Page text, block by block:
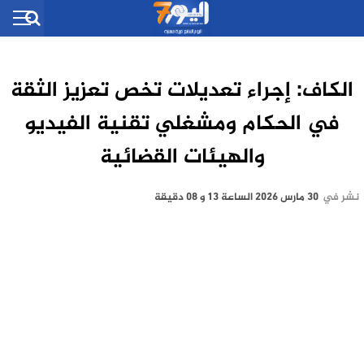
الكاف: إجراء تعديلات تخص تعزيز الثقة
في الحكام ومشغلي تقنية الفيديو
والهيئات القضائية
نشر في 30 مارس 2026 الساعة 13 و 08 دقيقة